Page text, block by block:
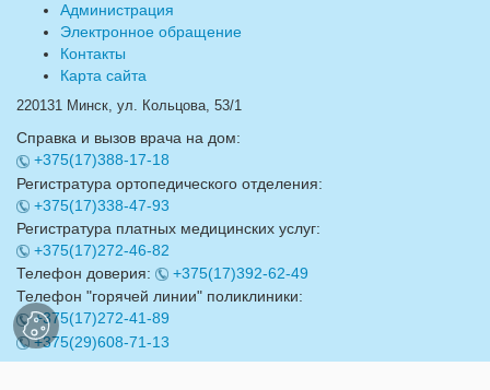
Администрация
Электронное обращение
Контакты
Карта сайта
220131 Минск, ул. Кольцова, 53/1
Справка и вызов врача на дом:
+375(17)388-17-18
Регистратура ортопедического отделения:
+375(17)338-47-93
Регистратура платных медицинских услуг:
+375(17)272-46-82
Телефон доверия:
+375(17)392-62-49
Телефон "горячей линии" поликлиники:
+375(17)272-41-89
+375(29)608-71-13